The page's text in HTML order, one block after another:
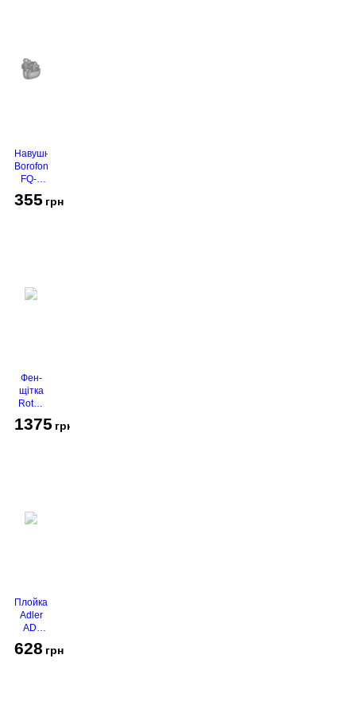
Навушники
Borofone
FQ-1
Black
355 грн
Фен-
щітка
Rotex
RHC-
490-T
1375 грн
Плойка
Adler
AD-
2116
628 грн